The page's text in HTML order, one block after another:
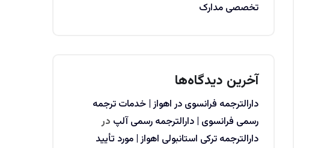
تخصصی مدارک
آخرین دیدگاه‌ها
دارالترجمه فرانسوی در اهواز | خدمات ترجمه
رسمی فرانسوی | دارالترجمه رسمی آلپ در
دارالترجمه ترکی استانبولی اهواز | مورد تأیید